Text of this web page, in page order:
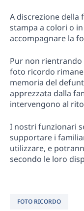
A discrezione della
stampa a colori o
accompagnare la
Pur non rientrando
foto ricordo
memoria del
apprezzata dalla
intervengono al
I nostri funzionari
supportare i
utilizzare, e
secondo le loro
FOTO RICORDO